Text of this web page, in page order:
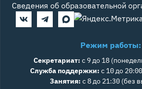
Сведения об образовательной
Режим работы:
Секретариат: с 9 до 18
Служба поддержки: с 10 до
Занятия: с 8 до 21:30 (без